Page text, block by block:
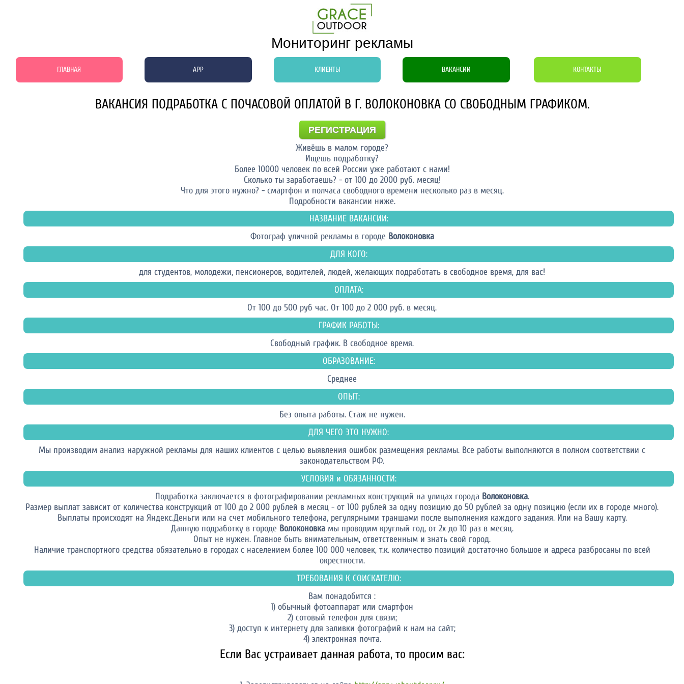
Мониторинг рекламы
ГЛАВНАЯ APP КЛИЕНТЫ ВАКАНСИИ КОНТАКТЫ
ВАКАНСИЯ ПОДРАБОТКА С ПОЧАСОВОЙ ОПЛАТОЙ В Г. ВОЛОКОНОВКА СО СВОБОДНЫМ ГРАФИКОМ.
РЕГИСТРАЦИЯ
Живёшь в малом городе?
Ищешь подработку?
Более 10000 человек по всей России уже работают с нами!
Сколько ты заработаешь? - от 100 до 2000 руб. месяц!
Что для этого нужно? - смартфон и полчаса свободного времени несколько раз в месяц.
Подробности вакансии ниже.
НАЗВАНИЕ ВАКАНСИИ:
Фотограф уличной рекламы в городе Волоконовка
ДЛЯ КОГО:
для студентов, молодежи, пенсионеров, водителей, людей, желающих подработать в свободное время, для вас!
ОПЛАТА:
От 100 до 500 руб час. От 100 до 2 000 руб. в месяц.
ГРАФИК РАБОТЫ:
Свободный график. В свободное время.
ОБРАЗОВАНИЕ:
Среднее
ОПЫТ:
Без опыта работы. Стаж не нужен.
ДЛЯ ЧЕГО ЭТО НУЖНО:
Мы производим анализ наружной рекламы для наших клиентов с целью выявления ошибок размещения рекламы. Все работы выполняются в полном соответствии с
законодательством РФ.
УСЛОВИЯ и ОБЯЗАННОСТИ:
Подработка заключается в фотографировании рекламных конструкций на улицах города Волоконовка.
Размер выплат зависит от количества конструкций от 100 до 2 000 рублей в месяц - от 100 рублей за одну позицию до 50 рублей за одну позицию (если их в городе много).
Выплаты происходят на Яндекс.Деньги или на счет мобильного телефона, регулярными траншами после выполнения каждого задания. Или на Вашу карту.
Данную подработку в городе Волоконовкамы проводим круглый год, от 2х до 10 раз в месяц.
Опыт не нужен. Главное быть внимательным, ответственным и знать свой город.
Наличие транспортного средства обязательно в городах с населением более 100 000 человек, т.к. количество позиций достаточно большое и адреса разбросаны по всей
окрестности.
ТРЕБОВАНИЯ К СОИСКАТЕЛЮ:
Вам понадобится :
1) обычный фотоаппарат или смартфон
2) сотовый телефон для связи;
3) доступ к интернету для заливки фотографий к нам на сайт;
4) электронная почта.
Если Вас устраивает данная работа, то просим вас: